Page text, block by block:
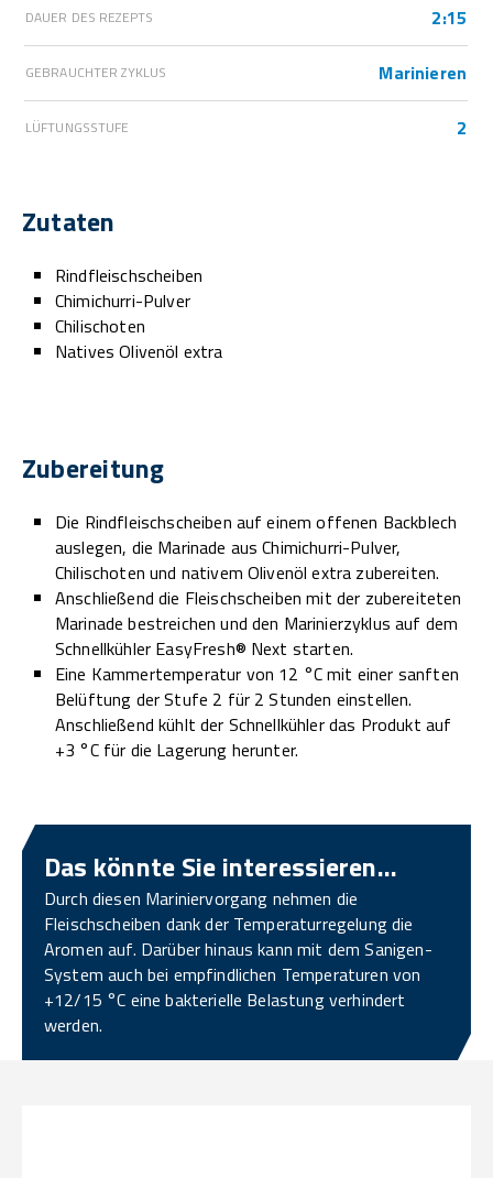
DAUER DES REZEPTS 2:15
GEBRAUCHTER ZYKLUS Marinieren
LÜFTUNGSSTUFE 2
Zutaten
Rindfleischscheiben
Chimichurri-Pulver
Chilischoten
Natives Olivenöl extra
Zubereitung
Die Rindfleischscheiben auf einem offenen Backblech
auslegen, die Marinade aus Chimichurri-Pulver,
Chilischoten und nativem Olivenöl extra zubereiten.
Anschließend die Fleischscheiben mit der zubereiteten
Marinade bestreichen und den Marinierzyklus auf dem
Schnellkühler EasyFresh® Next starten.
Eine Kammertemperatur von 12 °C mit einer sanften
Belüftung der Stufe 2 für 2 Stunden einstellen.
Anschließend kühlt der Schnellkühler das Produkt auf
+3 °C für die Lagerung herunter.
Das könnte Sie interessieren...
Durch diesen Mariniervorgang nehmen die
Fleischscheiben dank der Temperaturregelung die
Aromen auf. Darüber hinaus kann mit dem Sanigen-
System auch bei empfindlichen Temperaturen von
+12/15 °C eine bakterielle Belastung verhindert
werden.